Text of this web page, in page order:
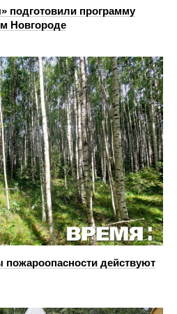
подготовили программу
Новгороде
пожароопасности действуют